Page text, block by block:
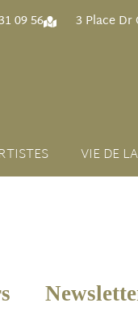
09 56‬ 3 Place Dr
VIE DE